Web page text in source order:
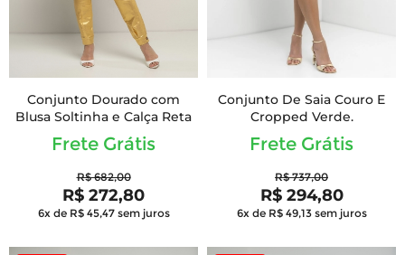
Conjunto Dourado com
Blusa Soltinha e Calça Reta
Frete Grátis
R$ 682,00
R$ 272,80
6x de R$ 45,47 sem juros
Conjunto De Saia Couro E
Cropped Verde.
Frete Grátis
R$ 737,00
R$ 294,80
6x de R$ 49,13 sem juros